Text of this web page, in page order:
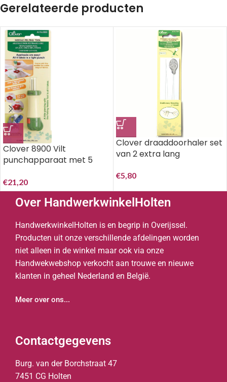
Gerelateerde producten
Clover 8900 Vilt
punchapparaat met 5
€21,20
Clover draaddoorhaler set
van 2 extra lang
€5,80
Over HandwerkwinkelHolten
HandwerkwinkelHolten is en begrip in Overijssel.
Producten uit onze verschillende afdelingen worden
niet alleen in de winkel maar ook via onze
Handwekwebshop verkocht aan trouwe en nieuwe
klanten in geheel Nederland en België.
Meer over ons...
Contactgegevens
Burg. van der Borchstraat 47
7451 CG Holten